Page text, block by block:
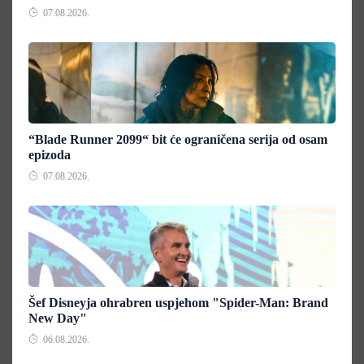
07.08.2026.
“Blade Runner 2099“ bit će ograničena serija od osam
epizoda
07.08.2026.
Šef Disneyja ohrabren uspjehom "Spider-Man: Brand
New Day"
06.08.2026.